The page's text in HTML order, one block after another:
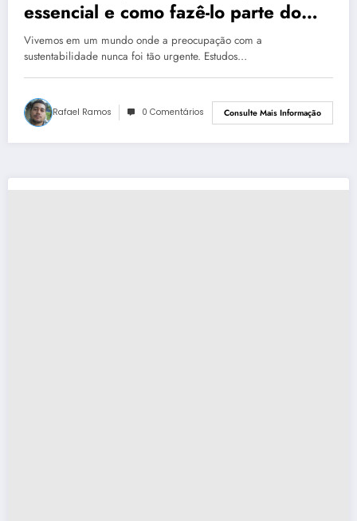
essencial e como fazê-lo parte do
seu dia a dia
Vivemos em um mundo onde a preocupação com a
sustentabilidade nunca foi tão urgente. Estudos…
Rafael Ramos 0 Comentários Consulte Mais Informação